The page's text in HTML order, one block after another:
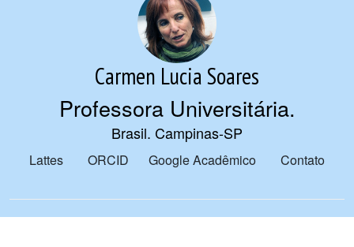
Carmen Lucia Soares
Professora Universitária.
Brasil. Campinas-SP
Lattes ORCID Google Acadêmico Contato